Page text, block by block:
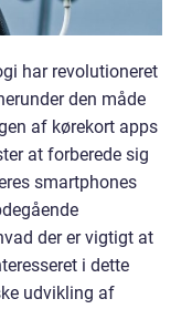
har revolutioneret
den måde
af kørekort apps
at forberede sig
smartphones
der er vigtigt at
i dette
udvikling af